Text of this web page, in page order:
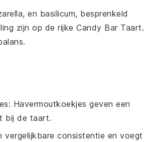
, en basilicum, besprenkeld
zijn op de rijke Candy Bar Taart.
: Havermoutkoekjes geven een
bij de taart.
vergelijkbare consistentie en voegt